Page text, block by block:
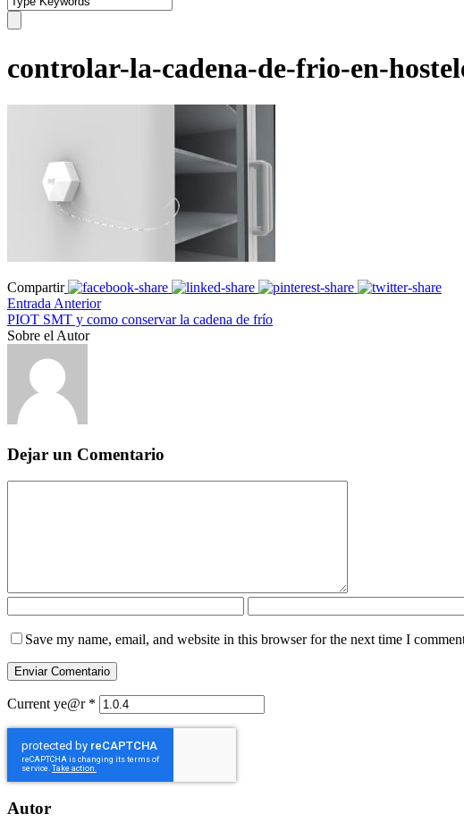
controlar-la-cadena-de-frio-en-
Compartir
Entrada Anterior
PIOT SMT y como conservar la cadena de frío
Sobre el Autor
Dejar un Comentario
Save my name, email, and website in this browser for the next time I
Current ye@r *
Autor